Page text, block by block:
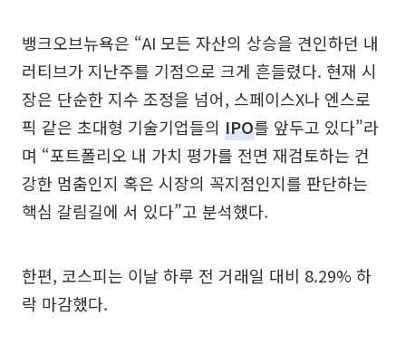
뱅크오브뉴욕은 “AI 모든 자산의 상승을 견인하던 내
러티브가 지난주를 기점으로 크게 흔들렸다. 현재 시
장은 단순한 지수 조정을 넘어, 스페이스X나 엔스로
픽 같은 초대형 기술기업들의 IPO를 앞두고 있다”라
며 “포트폴리오 내 가치 평가를 전면 재검토하는 건
강한 멈춤인지 혹은 시장의 꼭지점인지를 판단하는
핵심 갈림길에 서 있다”고 분석했다.
한편, 코스피는 이날 하루 전 거래일 대비 8.29% 하
락 마감했다.